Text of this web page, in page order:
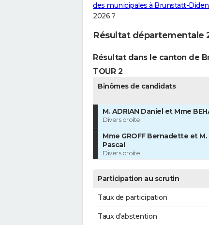
des municipales à Brunstatt-
2026 ?
Résultat départementale
Résultat dans le canton de
TOUR 2
Binômes de candidats
M. ADRIAN Daniel et Mme
Divers droite
Mme GROFF Bernadette et M.
Pascal
Divers droite
Participation au scrutin
Taux de participation
Taux d'abstention